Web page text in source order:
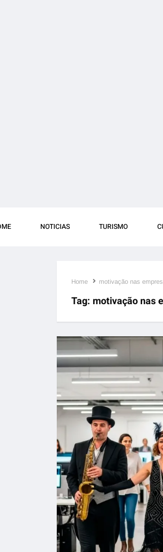
NOTICIAS TURISMO
Home motivação nas
Tag: motivação nas